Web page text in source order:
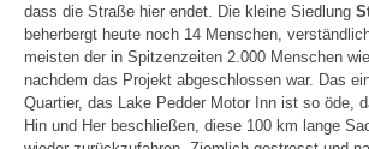
dass die Straße hier endet. Die kleine Siedlung
beherbergt heute noch 14 Menschen,
meisten der in Spitzenzeiten 2.000 Menschen
nachdem das Projekt abgeschlossen war. Das
Quartier, das Lake Pedder Motor Inn ist so öde,
Hin und Her beschließen, diese 100 km lange